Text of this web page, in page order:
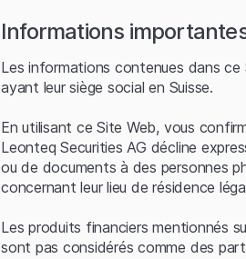
Informations
Les informations contenues dans
ayant leur siège social en Suisse.
En utilisant ce Site Web, vous
Leonteq Securities AG décline
ou de documents à des personnes
concernant leur lieu de résidence
Les produits financiers mentionnés
sont pas considérés comme des